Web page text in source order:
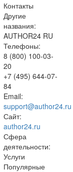
Контакты
Другие
названия:
AUTHOR24 RU
Телефоны:
8 (800) 100-03-
20
+7 (495) 644-07-
84
Email:
support@author24.ru
Сайт:
author24.ru
Сфера
деятельности:
Услуги
Популярные